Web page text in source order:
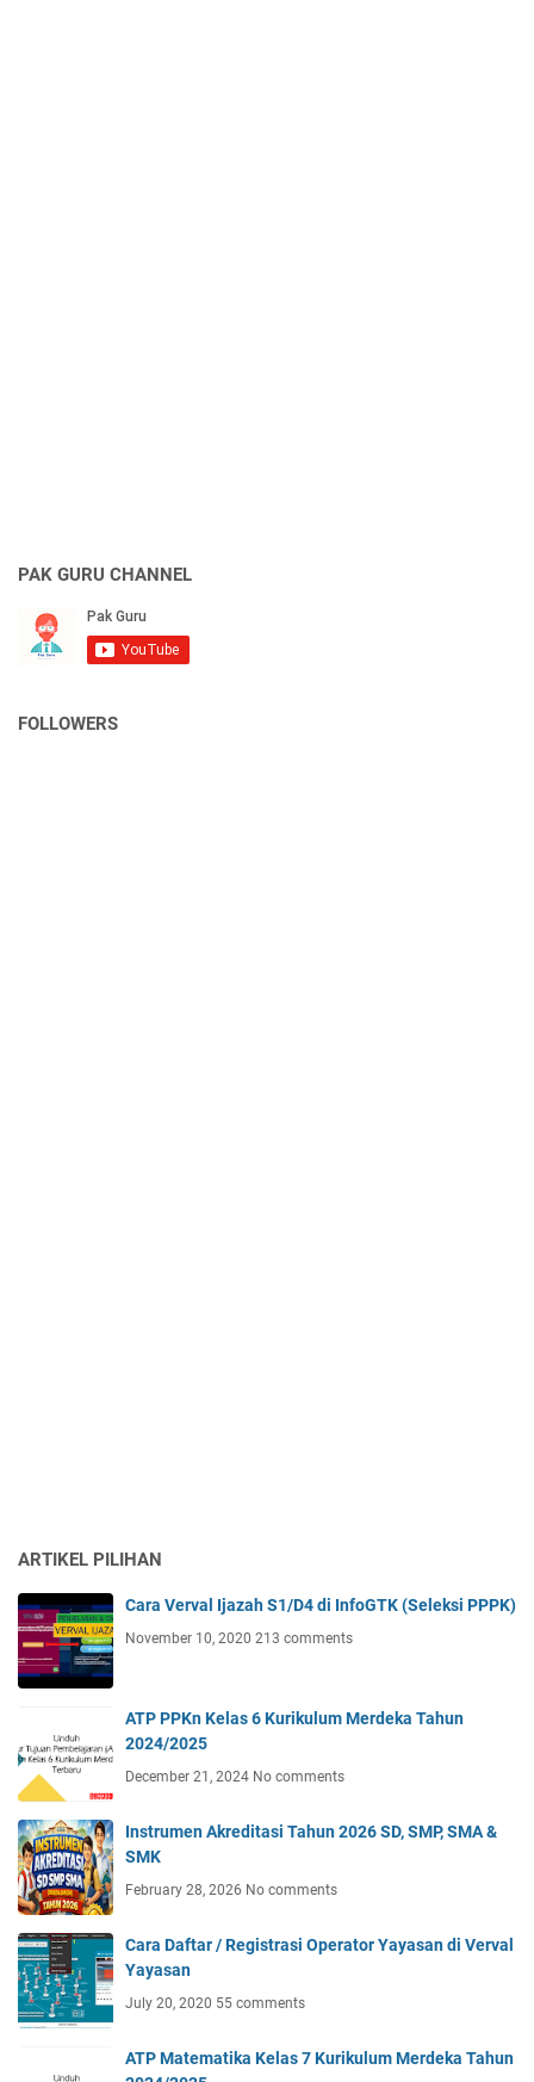
PAK GURU CHANNEL
FOLLOWERS
ARTIKEL PILIHAN
Cara Verval Ijazah S1/D4 di InfoGTK (Seleksi PPPK)
November 10, 2020 213 comments
ATP PPKn Kelas 6 Kurikulum Merdeka Tahun
2024/2025
December 21, 2024 No comments
Instrumen Akreditasi Tahun 2026 SD, SMP, SMA &
SMK
February 28, 2026 No comments
Cara Daftar / Registrasi Operator Yayasan di Verval
Yayasan
July 20, 2020 55 comments
ATP Matematika Kelas 7 Kurikulum Merdeka Tahun